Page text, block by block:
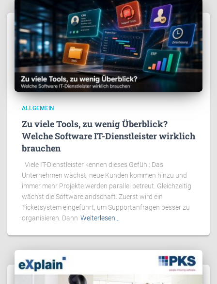
ALLGEMEIN
Zu viele Tools, zu wenig Überblick?
Welche Software IT-Dienstleister wirklich
brauchen
Viele IT-Dienstleister kennen dieses Gefühl: Das
Unternehmen wächst, neue Kunden kommen hinzu und
immer mehr Projekte werden parallel betreut. Gleichzeitig
wächst die Softwarelandschaft. Zuerst wird ein
Ticketsystem eingeführt, um Supportanfragen besser zu
organisieren. Dann Weiterlesen…